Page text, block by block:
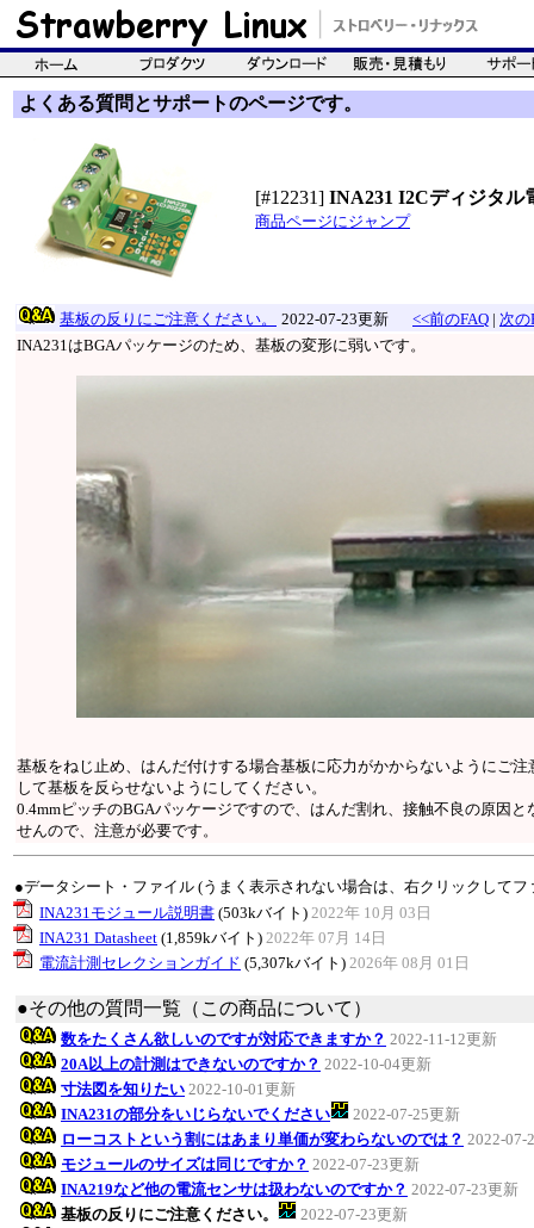
よくある質問とサポートのページです。
[#12231] INA231 I2Cディジタル
商品ページにジャンプ
基板の反りにご注意ください。 2022-07-23更新 <<前のFAQ | 次の
INA231はBGAパッケージのため、基板の変形に弱いです。
基板をねじ止め、はんだ付けする場合基板に応力がかからないようにご
して基板を反らせないようにしてください。
0.4mmピッチのBGAパッケージですので、はんだ割れ、接触不良の原因
せんので、注意が必要です。
●データシート・ファイル (うまく表示されない場合は、右クリックして
INA231モジュール説明書 (503kバイト) 2022年 10月 03日
INA231 Datasheet (1,859kバイト) 2022年 07月 14日
電流計測セレクションガイド (5,307kバイト) 2026年 08月 01日
●その他の質問一覧（この商品について）
数をたくさん欲しいのですが対応できますか？ 2022-11-12更新
20A以上の計測はできないのですか？ 2022-10-04更新
寸法図を知りたい 2022-10-01更新
INA231の部分をいじらないでください
2022-07-25更新
ローコストという割にはあまり単価が変わらないのでは？ 2022-07-
モジュールのサイズは同じですか？ 2022-07-23更新
INA219など他の電流センサは扱わないのですか？ 2022-07-23更新
基板の反りにご注意ください。
2022-07-23更新